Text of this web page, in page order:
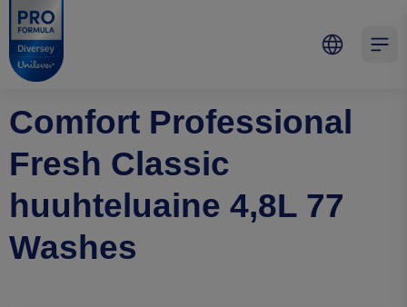
Skip to main content
Skip to navigation
Skip to footer
Pro Formula
Comfort Professional
Fresh Classic
huuhteluaine 4,8L 77
Washes